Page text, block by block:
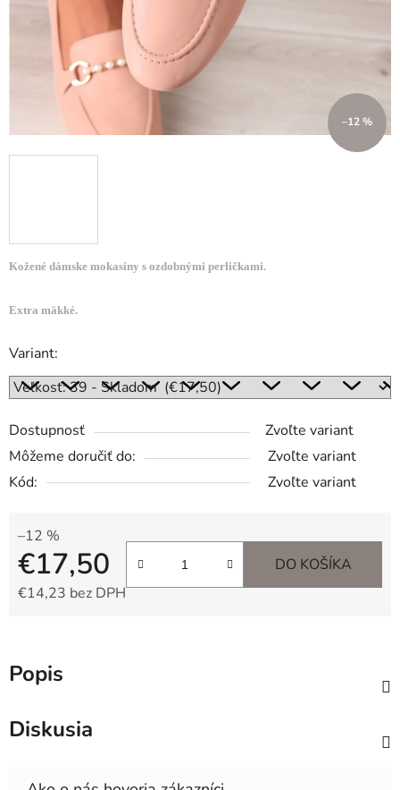
Kožené dámske mokasíny s ozdobnými perličkami.
Extra mäkké.
Variant:
Dostupnosť
Zvoľte variant
Môžeme doručiť do:
Zvoľte variant
Kód:
Zvoľte variant
–12 %
€17,50
€14,23 bez DPH
DO KOŠÍKA
–12 %
Popis
Diskusia